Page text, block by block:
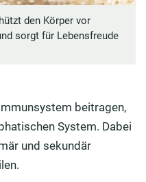
den Körper vor
sorgt für Lebensfreude
beitragen,
System. Dabei
und sekundär